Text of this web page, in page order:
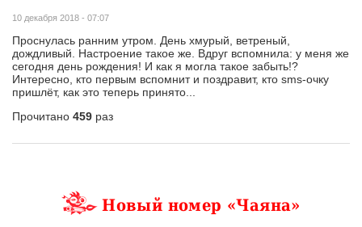
10 декабря 2018 - 07:07
Проснулась ранним утром. День хмурый, ветреный,
дождливый. Настроение такое же. Вдруг вспомнила: у меня же
сегодня день рождения! И как я могла такое забыть!?
Интересно, кто первым вспомнит и поздравит, кто sms-очку
пришлёт, как это теперь принято...
Прочитано 459 раз
Новый номер «Чаяна»